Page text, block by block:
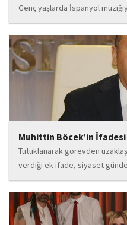
Genç yaşlarda İspanyol
flamenco kültürünün
kendisini bu alana yönlendirdi.
teknik gelişim ve müziğe olan
Muhittin Böcek’in İfadesi
Tutuklanarak görevden
verdiği ek ifade, siyaset
Cumhuriyet Savcılığı’na
öğrenilen Böcek’in
seçimleri...